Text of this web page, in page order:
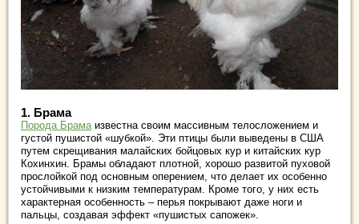
1. Брама
Порода Брама известна своим массивным телосложением и
густой пушистой «шубкой». Эти птицы были выведены в США
путем скрещивания малайских бойцовых кур и китайских кур
Кохинхин. Брамы обладают плотной, хорошо развитой пуховой
прослойкой под основным оперением, что делает их особенно
устойчивыми к низким температурам. Кроме того, у них есть
характерная особенность – перья покрывают даже ноги и
пальцы, создавая эффект «пушистых сапожек».